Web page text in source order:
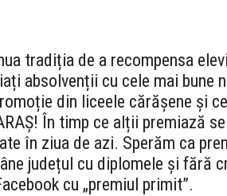
tradiția de a recompensa
absolvenții cu cele mai bune
din liceele cărășene și
În timp ce alții premiază
în ziua de azi. Sperăm ca
județul cu diplomele și fără
cu „premiul primit”.